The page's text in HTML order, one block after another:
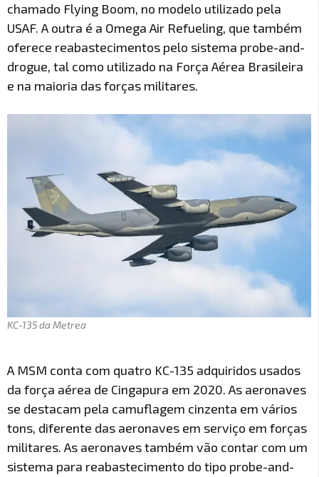
chamado Flying Boom, no modelo utilizado pela
USAF. A outra é a Omega Air Refueling, que também
oferece reabastecimentos pelo sistema probe-and-
drogue, tal como utilizado na Força Aérea Brasileira
e na maioria das forças militares.
KC-135 da Metrea
A MSM conta com quatro KC-135 adquiridos usados
da força aérea de Cingapura em 2020. As aeronaves
se destacam pela camuflagem cinzenta em vários
tons, diferente das aeronaves em serviço em forças
militares. As aeronaves também vão contar com um
sistema para reabastecimento do tipo probe-and-